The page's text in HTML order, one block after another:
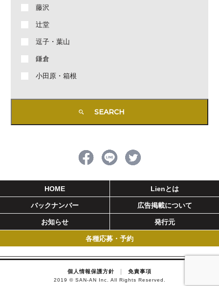
藤沢
辻堂
逗子・葉山
鎌倉
小田原・箱根
HOME Lienとは
バックナンバー 広告掲載について
お知らせ 発行元
各種応募・予約
2019 © SAN-AN Inc. All Rights Reserved.
個人情報保護方針 | 免責事項